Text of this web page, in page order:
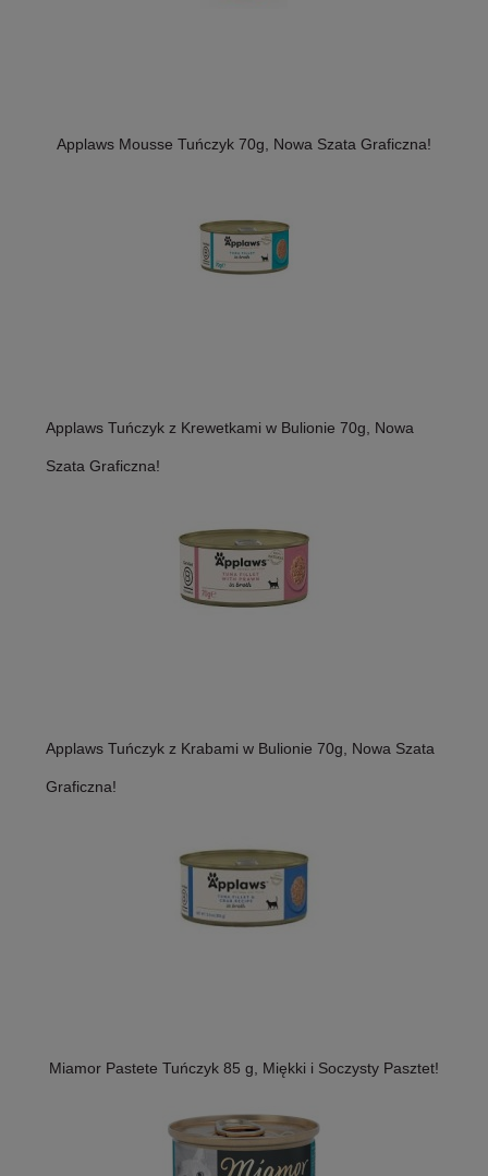
Applaws Mousse Tuńczyk 70g, Nowa Szata Graficzna!
Applaws Tuńczyk z Krewetkami w Bulionie 70g, Nowa
Szata Graficzna!
Applaws Tuńczyk z Krabami w Bulionie 70g, Nowa Szata
Graficzna!
Miamor Pastete Tuńczyk 85 g, Miękki i Soczysty Pasztet!